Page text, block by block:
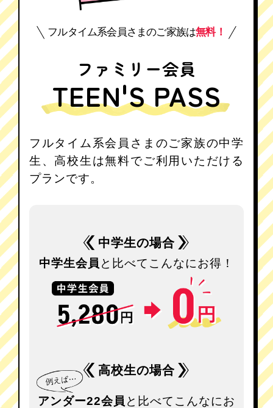
フルタイム系会員さまのご家族は無料！
ファミリー会員
TEEN'S PASS
フルタイム系会員さまのご家族の中学
生、高校生は無料でご利用いただける
プランです。
中学生の場合
中学生会員 と比べてこんなにお得！
高校生の場合
アンダー22会員 と比べてこんなにお